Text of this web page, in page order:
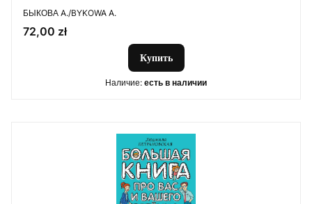
ПРОИЗВОДИТЕЛЬ
БЫКОВА A./BYKOWA A.
Цена
72,00 zł
Купить
Наличие: есть в наличии